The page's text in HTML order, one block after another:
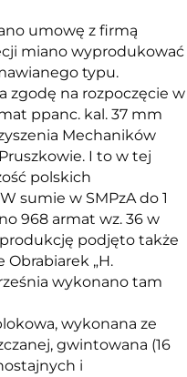
umowę z firmą
miano wyprodukować
typu.
zgodę na rozpoczęcie w
ppanc. kal. 37 mm
Mechaników
I to w tej
polskich
sumie w SMPzA do 1
968 armat wz. 36 w
podjęto także
„H.
wykonano tam
wykonana ze
gwintowana (16
i